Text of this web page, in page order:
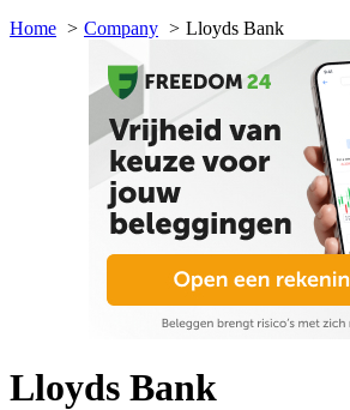
Home
Company Lloyds Bank
Lloyds Bank